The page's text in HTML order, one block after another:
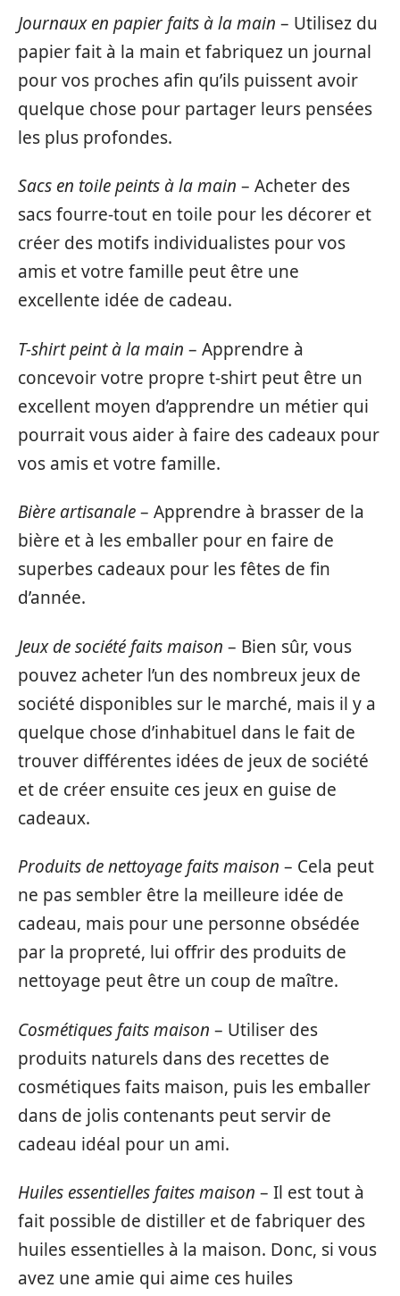
Journaux en papier faits à la main – Utilisez du
papier fait à la main et fabriquez un journal
pour vos proches afin qu’ils puissent avoir
quelque chose pour partager leurs pensées
les plus profondes.
Sacs en toile peints à la main – Acheter des
sacs fourre-tout en toile pour les décorer et
créer des motifs individualistes pour vos
amis et votre famille peut être une
excellente idée de cadeau.
T-shirt peint à la main – Apprendre à
concevoir votre propre t-shirt peut être un
excellent moyen d’apprendre un métier qui
pourrait vous aider à faire des cadeaux pour
vos amis et votre famille.
Bière artisanale– Apprendre à brasser de la
bière et à les emballer pour en faire de
superbes cadeaux pour les fêtes de fin
d’année.
Jeux de société faits maison – Bien sûr, vous
pouvez acheter l’un des nombreux jeux de
société disponibles sur le marché, mais il y a
quelque chose d’inhabituel dans le fait de
trouver différentes idées de jeux de société
et de créer ensuite ces jeux en guise de
cadeaux.
Produits de nettoyage faits maison – Cela peut
ne pas sembler être la meilleure idée de
cadeau, mais pour une personne obsédée
par la propreté, lui offrir des produits de
nettoyage peut être un coup de maître.
Cosmétiques faits maison – Utiliser des
produits naturels dans des recettes de
cosmétiques faits maison, puis les emballer
dans de jolis contenants peut servir de
cadeau idéal pour un ami.
Huiles essentielles faites maison – Il est tout à
fait possible de distiller et de fabriquer des
huiles essentielles à la maison. Donc, si vous
avez une amie qui aime ces huiles